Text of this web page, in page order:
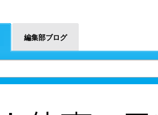
編集部ブログ